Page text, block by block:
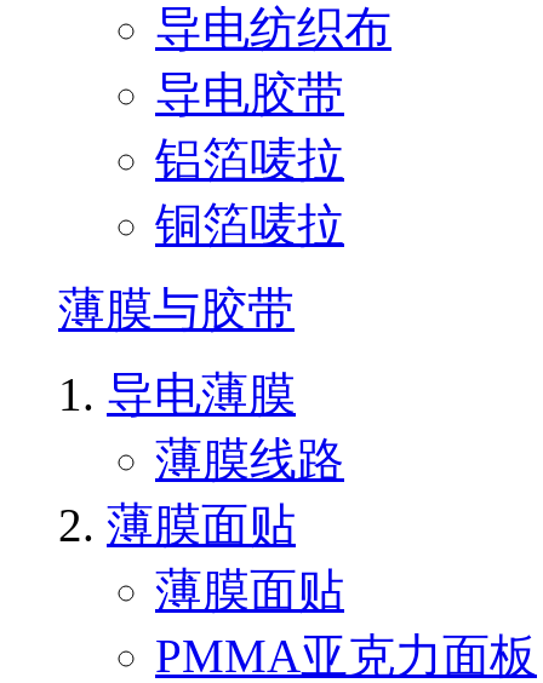
导电纺织布
导电胶带
铝箔唛拉
铜箔唛拉
薄膜与胶带
导电薄膜
薄膜线路
薄膜面贴
薄膜面贴
PMMA亚克力面板